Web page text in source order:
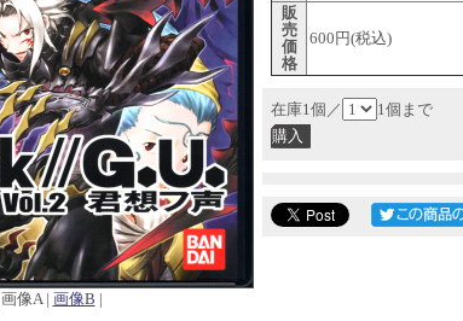
画像A | 画像B |
販
売
価
格
600円(税込)
在庫1個／ 1個まで